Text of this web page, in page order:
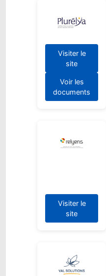
Visiter le
site
Voir les
documents
Visiter le
site